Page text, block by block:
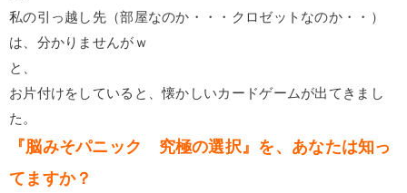
私の引っ越し先（部屋なのか・・・クロゼットなのか・・）
は、分かりませんがｗ
と、
お片付けをしていると、懐かしいカードゲームが出てきまし
た。
『脳みそパニック 究極の選択』を、あなたは知っ
てますか？